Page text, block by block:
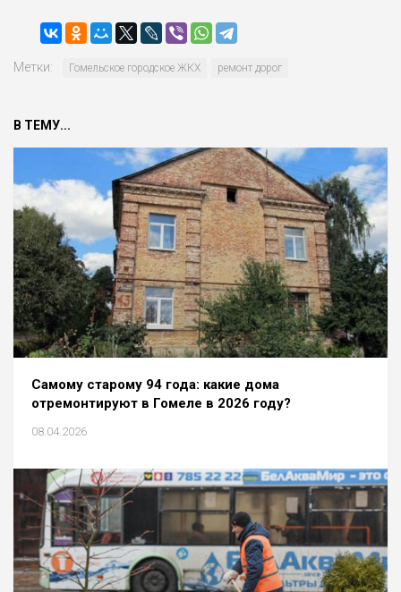
Метки: Гомельское городское ЖКХ ремонт дорог
В ТЕМУ...
Самому старому 94 года: какие дома
отремонтируют в Гомеле в 2026 году?
08.04.2026